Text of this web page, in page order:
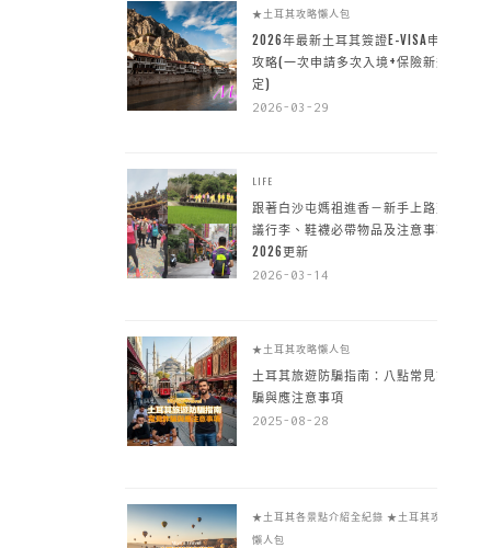
★土耳其攻略懶人包
2026年最新土耳其簽證E-VISA申請
攻略(一次申請多次入境+保險新規
定)
2026-03-29
LIFE
跟著白沙屯媽祖進香－新手上路建
議行李、鞋襪必帶物品及注意事項
2026更新
2026-03-14
★土耳其攻略懶人包
土耳其旅遊防騙指南：八點常見詐
騙與應注意事項
2025-08-28
★土耳其各景點介紹全紀錄 ★土耳其攻略
懶人包